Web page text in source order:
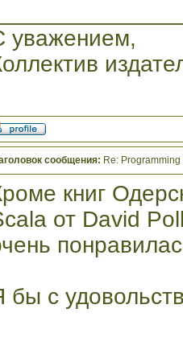
уважением,
сообщения: Re:
книг
от David
бы с